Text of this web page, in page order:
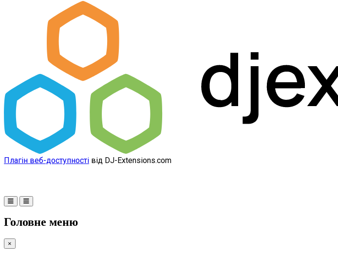
Плагін веб-доступності від DJ-Extensions.com
Головне меню
×